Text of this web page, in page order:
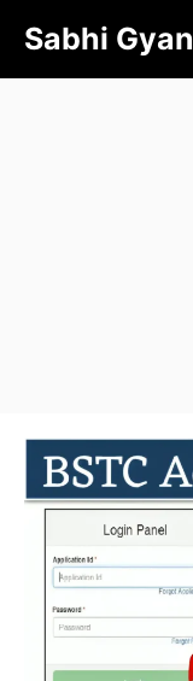
content
Sabhi Gyan